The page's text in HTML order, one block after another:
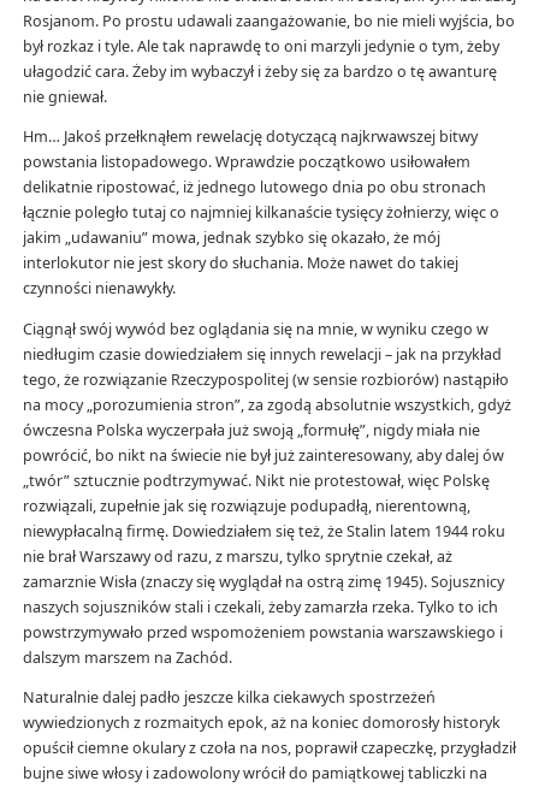
Rosjanom. Po prostu udawali zaangażowanie, bo nie mieli wyjścia, bo
był rozkaz i tyle. Ale tak naprawdę to oni marzyli jedynie o tym, żeby
ułagodzić cara. Żeby im wybaczył i żeby się za bardzo o tę awanturę
nie gniewał.
Hm… Jakoś przełknąłem rewelację dotyczącą najkrwawszej bitwy
powstania listopadowego. Wprawdzie początkowo usiłowałem
delikatnie ripostować, iż jednego lutowego dnia po obu stronach
łącznie poległo tutaj co najmniej kilkanaście tysięcy żołnierzy, więc o
jakim „udawaniu” mowa, jednak szybko się okazało, że mój
interlokutor nie jest skory do słuchania. Może nawet do takiej
czynności nienawykły.
Ciągnął swój wywód bez oglądania się na mnie, w wyniku czego w
niedługim czasie dowiedziałem się innych rewelacji – jak na przykład
tego, że rozwiązanie Rzeczypospolitej (w sensie rozbiorów) nastąpiło
na mocy „porozumienia stron”, za zgodą absolutnie wszystkich, gdyż
ówczesna Polska wyczerpała już swoją „formułę”, nigdy miała nie
powrócić, bo nikt na świecie nie był już zainteresowany, aby dalej ów
„twór” sztucznie podtrzymywać. Nikt nie protestował, więc Polskę
rozwiązali, zupełnie jak się rozwiązuje podupadłą, nierentowną,
niewypłacalną firmę. Dowiedziałem się też, że Stalin latem 1944 roku
nie brał Warszawy od razu, z marszu, tylko sprytnie czekał, aż
zamarznie Wisła (znaczy się wyglądał na ostrą zimę 1945). Sojusznicy
naszych sojuszników stali i czekali, żeby zamarzła rzeka. Tylko to ich
powstrzymywało przed wspomożeniem powstania warszawskiego i
dalszym marszem na Zachód.
Naturalnie dalej padło jeszcze kilka ciekawych spostrzeżeń
wywiedzionych z rozmaitych epok, aż na koniec domorosły historyk
opuścił ciemne okulary z czoła na nos, poprawił czapeczkę, przygładził
bujne siwe włosy i zadowolony wrócił do pamiątkowej tabliczki na